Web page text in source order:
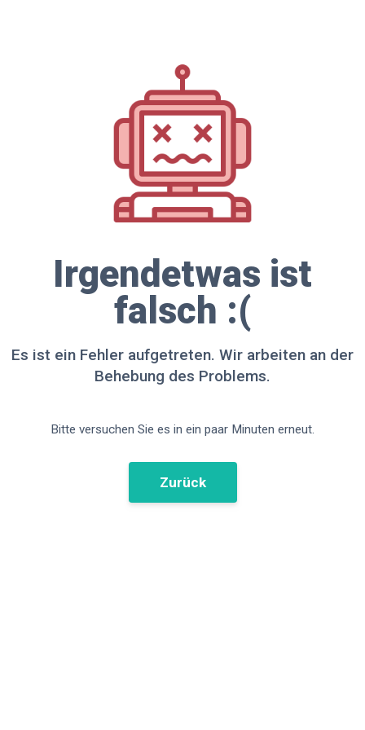
Irgendetwas ist
falsch :(
Es ist ein Fehler aufgetreten. Wir arbeiten an der
Behebung des Problems.
Bitte versuchen Sie es in ein paar Minuten erneut.
Zurück